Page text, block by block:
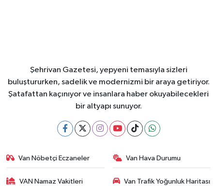
Şehrivan Gazetesi, yepyeni temasıyla sizleri
buluştururken, sadelik ve modernizmi bir araya getiriyor.
Şatafattan kaçınıyor ve insanlara haber okuyabilecekleri
bir altyapı sunuyor.
Van Nöbetçi Eczaneler Van Hava Durumu
VAN Namaz Vakitleri Van Trafik Yoğunluk Haritası